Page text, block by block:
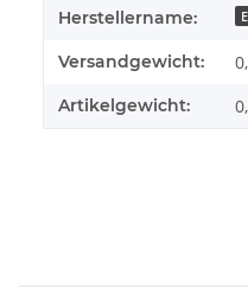
Herstellername:
Versandgewicht:
Artikelgewicht: